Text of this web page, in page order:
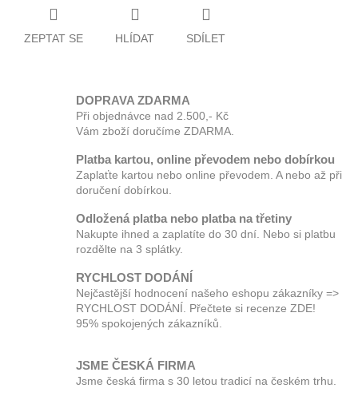
ZEPTAT SE HLÍDAT SDÍLET
DOPRAVA ZDARMA
Při objednávce nad 2.500,- Kč
Vám zboží doručíme ZDARMA.
Platba kartou, online převodem nebo dobírkou
Zaplaťte kartou nebo online převodem. A nebo až při
doručení dobírkou.
Odložená platba nebo platba na třetiny
Nakupte ihned a zaplatíte do 30 dní. Nebo si platbu
rozdělte na 3 splátky.
RYCHLOST DODÁNÍ
Nejčastější hodnocení našeho eshopu zákazníky =>
RYCHLOST DODÁNÍ. Přečtete si recenze ZDE!
95% spokojených zákazníků.
JSME ČESKÁ FIRMA
Jsme česká firma s 30 letou tradicí na českém trhu.